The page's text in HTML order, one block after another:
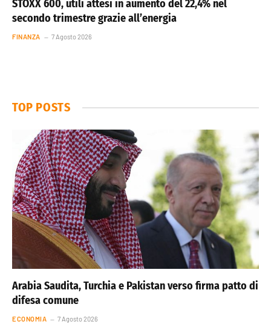
STOXX 600, utili attesi in aumento del 22,4% nel
secondo trimestre grazie all’energia
FINANZA 7 Agosto 2026
TOP POSTS
Arabia Saudita, Turchia e Pakistan verso firma patto di
difesa comune
ECONOMIA 7 Agosto 2026